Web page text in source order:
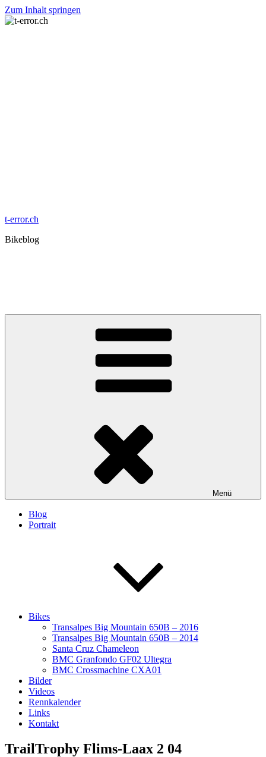
Zum Inhalt springen
t-error.ch
Bikeblog
Menü
Blog
Portrait
Bikes
Transalpes Big Mountain 650B – 2016
Transalpes Big Mountain 650B – 2014
Santa Cruz Chameleon
BMC Granfondo GF02 Ultegra
BMC Crossmachine CXA01
Bilder
Videos
Rennkalender
Links
Kontakt
TrailTrophy Flims-Laax 2 04